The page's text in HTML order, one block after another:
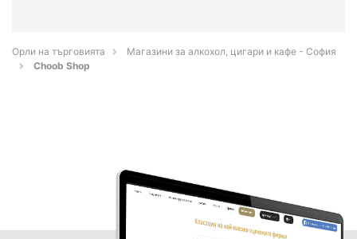
Орли на търговията
Магазини за алкохол, цигари и кафе - София
Choob Shop